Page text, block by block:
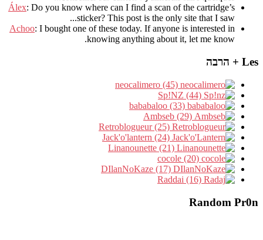
Álex: Do you know where can I find a scan of the cartridge’s
sticker? This post is the only site that I saw...
Achoo: I bought one of these today. If anyone is interested in
knowing anything about it, let me know.
Les + הרבה
Random Pr0n